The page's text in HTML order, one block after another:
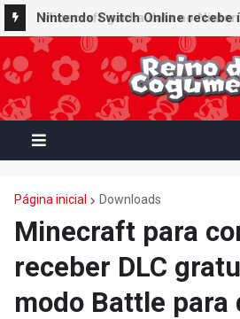
Nintendo Switch Online recebe
Mario Paint (SNES) e Mario
(GBA)
Página inicial Downloads
Minecraft para
receber DLC
modo Battle para